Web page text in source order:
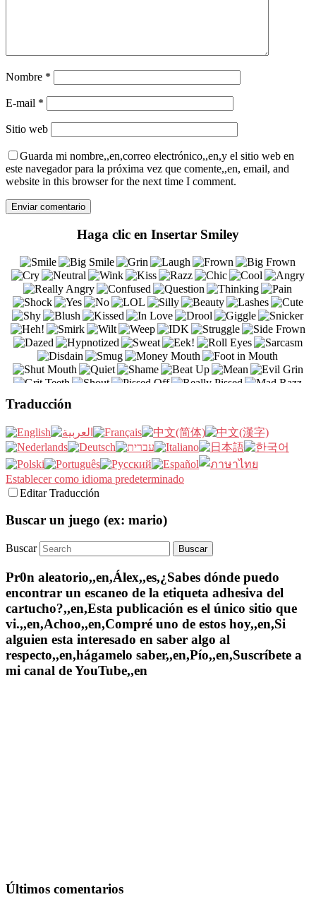
Nombre *
E-mail *
Sitio web
Guarda mi nombre,,en,correo electrónico,,en,y el sitio web en
este navegador para la próxima vez que comente,,en, email, and
website in this browser for the next time I comment.
Haga clic en Insertar Smiley
Traducción
Establecer como idioma predeterminado
Editar Traducción
Buscar un juego (ex: mario)
Buscar
Pr0n aleatorio,,en,Álex,,es,¿Sabes dónde puedo
encontrar un escaneo de la etiqueta adhesiva del
cartucho?,,en,Esta publicación es el único sitio que
vi.,,en,Achoo,,en,Compré uno de estos hoy,,en,Si
alguien esta interesado en saber algo al
respecto,,en,hágamelo saber,,en,Pío,,en,Suscríbete a
mi canal de YouTube,,en
Últimos comentarios